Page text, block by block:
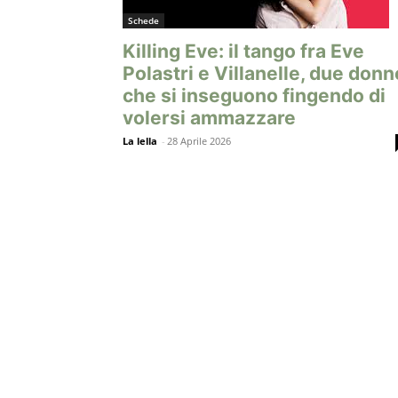
Schede
Killing Eve: il tango fra Eve
Polastri e Villanelle, due
che si inseguono fingendo di
volersi ammazzare
La lella - 28 Aprile 2026